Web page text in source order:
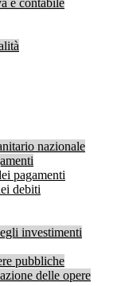
e contabile
nazionale
pagamenti
debiti
investimenti
pubbliche
delle opere